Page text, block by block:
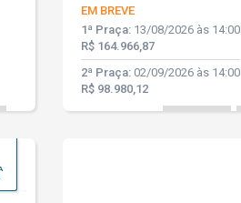
EM BREVE
1ª Praça:13/08/2026 às 14:00
R$ 164.966,87
2ª Praça:02/09/2026 às 14:00
R$ 98.980,12